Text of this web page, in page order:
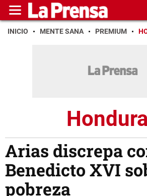
INICIO MENTE SANA PREMIUM
Arias discrepa
Benedicto XVI
pobreza